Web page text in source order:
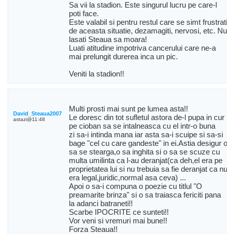
Sa vii la stadion. Este singurul lucru pe care-l
poti face.
Este valabil si pentru restul care se simt frustrati
de aceasta situatie, dezamagiti, nervosi, etc. Nu
lasati Steaua sa moara!
Luati atitudine impotriva cancerului care ne-a
mai prelungit durerea inca un pic.
Veniti la stadion!!
David_Steaua2007
astazi@11:48
Multi prosti mai sunt pe lumea asta!!
Le doresc din tot sufletul astora de-l pupa in cur
pe cioban sa se intalneasca cu el intr-o buna
zi sa-i intinda mana iar asta sa-i scuipe si sa-si
bage "cel cu care gandeste" in ei.Astia desigur o
sa se stearga,o sa inghita si o sa se scuze cu
multa umilinta ca l-au deranjat(ca deh,el era pe
proprietatea lui si nu trebuia sa fie deranjat ca nu
era legal,juridic,normal asa ceva) ...
Apoi o sa-i compuna o poezie cu titlul "O
preamarite brinza" si o sa traiasca fericiti pana
la adanci batraneti!!
Scarbe IPOCRITE ce sunteti!!
Vor veni si vremuri mai bune!!
Forza Steaua!!